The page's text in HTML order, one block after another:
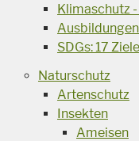
Klimaschutz
SDGs: 17
Naturschutz
Artenschutz
Insekten
Ameisen